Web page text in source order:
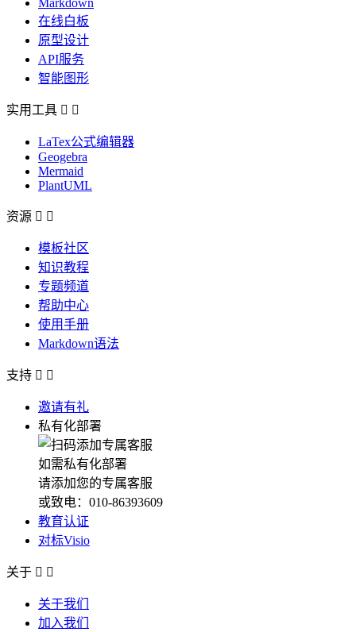
在线白板
原型设计
API服务
智能图形
实用工具  
LaTex公式编辑器
Geogebra
Mermaid
PlantUML
资源  
模板社区
知识教程
专题频道
帮助中心
使用手册
Markdown语法
支持  
邀请有礼
私有化部署
如需私有化部署
请添加您的专属客服
或致电：010-86393609
教育认证
对标Visio
关于  
关于我们
加入我们